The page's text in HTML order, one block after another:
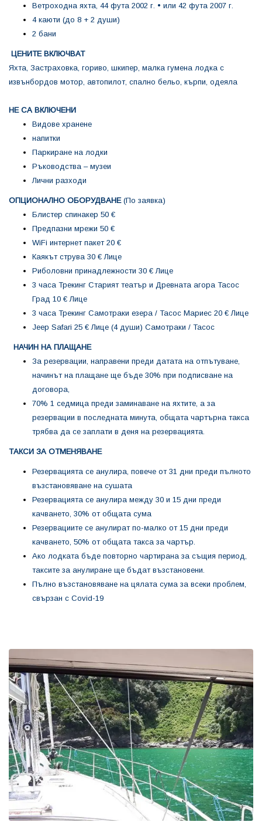
Ветроходна яхта, 44 фута 2002 г. • или 42 фута 2007 г.
4 каюти (до 8 + 2 души)
2 бани
ЦЕНИТЕ ВКЛЮЧВАТ
Яхта, Застраховка, гориво, шкипер, малка гумена лодка с
извънбордов мотор, автопилот, спално бельо, кърпи, одеяла
НЕ СА ВКЛЮЧЕНИ
Видове хранене
напитки
Паркиране на лодки
Ръководства – музеи
Лични разходи
ОПЦИОНАЛНО ОБОРУДВАНЕ(По заявка)
Блистер спинакер 50 €
Предпазни мрежи 50 €
WiFi интернет пакет 20 €
Каякът струва 30 € Лице
Риболовни принадлежности 30 € Лице
3 часа Трекинг Старият театър и Древната агора Тасос
Град 10 € Лице
3 часа Трекинг Самотраки езера / Тасос Мариес 20 € Лице
Jeep Safari 25 € Лице (4 души) Самотраки / Тасос
НАЧИН НА ПЛАЩАНЕ
За резервации, направени преди датата на отпътуване,
начинът на плащане ще бъде 30% при подписване на
договора,
70% 1 седмица преди заминаване на яхтите, а за
резервации в последната минута, общата чартърна такса
трябва да се заплати в деня на резервацията.
ТАКСИ ЗА ОТМЕНЯВАНЕ
Резервацията се анулира, повече от 31 дни преди пълното
възстановяване на сушата
Резервацията се анулира между 30 и 15 дни преди
качването, 30% от общата сума
Резервациите се анулират по-малко от 15 дни преди
качването, 50% от общата такса за чартър.
Ако лодката бъде повторно чартирана за същия период,
таксите за анулиране ще бъдат възстановени.
Пълно възстановяване на цялата сума за всеки проблем,
свързан с Covid-19